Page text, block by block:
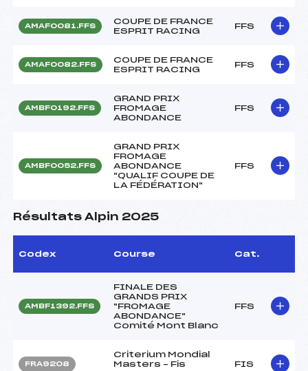
AMAF0081.FFS
COUPE DE FRANCE
ESPRIT RACING
FFS
AMAF0082.FFS
COUPE DE FRANCE
ESPRIT RACING
FFS
AMBF0192.FFS
GRAND PRIX
FROMAGE
ABONDANCE
FFS
AMBF0052.FFS
GRAND PRIX
FROMAGE
ABONDANCE
"QUALIF COUPE DE
LA FÉDÉRATION"
FFS
Résultats Alpin 2025
Codex Course Cat.
AMBF1392.FFS
FINALE DES
GRANDS PRIX
"FROMAGE
ABONDANCE"
Comité Mont Blanc
FFS
FRA9208
Criterium Mondial
Masters – Fis
FIS